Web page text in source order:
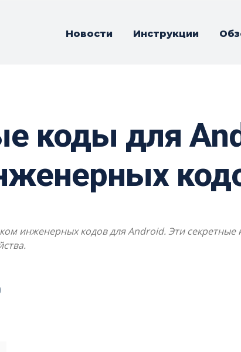
Новости Инструкции
коды для
инженерных кодов для Android. Эти